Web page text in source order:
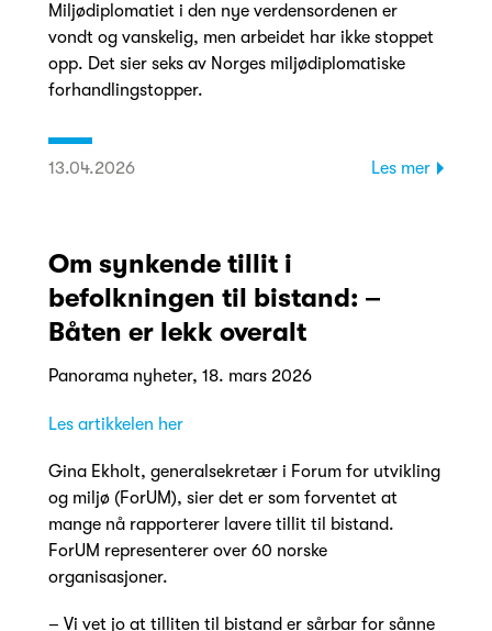
Miljødiplomatiet i den nye verdensordenen er
vondt og vanskelig, men arbeidet har ikke stoppet
opp. Det sier seks av Norges miljødiplomatiske
forhandlingstopper.
13.04.2026 Les mer
Om synkende tillit i
befolkningen til bistand: –
Båten er lekk overalt
Panorama nyheter, 18. mars 2026
Les artikkelen her
Gina Ekholt, generalsekretær i Forum for utvikling
og miljø (ForUM), sier det er som forventet at
mange nå rapporterer lavere tillit til bistand.
ForUM representerer over 60 norske
organisasjoner.
– Vi vet jo at tilliten til bistand er sårbar for sånne